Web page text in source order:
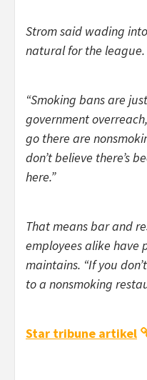
Strom said wading
natural for the league.
“Smoking bans are
government
go there are
don’t believe there’s
here.”
That means bar and
employees alike have
maintains. “If you
to a nonsmoking
Star tribune artikel